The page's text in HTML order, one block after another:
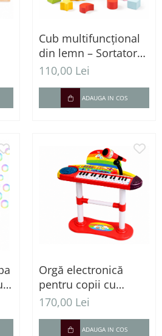
Cub multifuncțional
din lemn – Sortator
forme, joc cu
110,00 Lei
ADAUGA IN COS
Orgă electronică
pentru copii cu
microfon și scăunel -
muzicale
170,00 Lei
ADAUGA IN COS